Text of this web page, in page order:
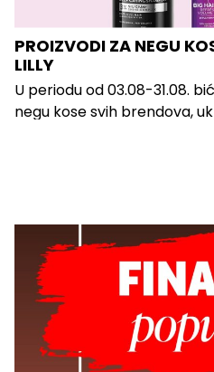
PROIZVODI ZA NEGU
LILLY
U periodu od 03.08-31.08.
negu kose svih brendova,